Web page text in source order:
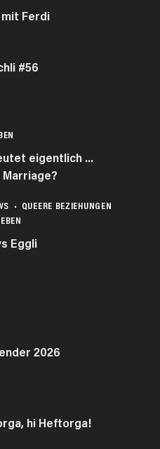
Ferdi
#56
eigentlich …
QUEERE BEZIEHUNGEN
Eggli
2026
hi Heftorga!